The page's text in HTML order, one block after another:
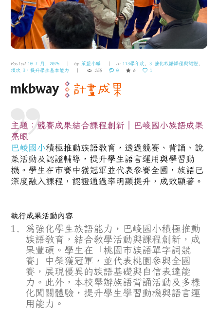
Posted 10 7 月, 2025 by 策盟小編 in 113學年度 3 強化族語課程與認證
項次 3、提升學生基本能力
155 0 6 1
主題：競賽成果結合課程創新｜巴崚國小族語成果
亮眼
巴崚國小積極推動族語教育，透過競賽、背誦、說
菜活動及認證輔導，提升學生語言運用與學習動
機。學生在市賽中獲冠軍並代表參賽全國，族語已
深度融入課程，認證通過率明顯提升，成效顯著。
執行成果活動內容
為強化學生族語能力，巴崚國小積極推動
族語教育，結合教學活動與課程創新，成
果豐碩。學生在「桃園市族語單字詞競
賽」中榮獲冠軍，並代表桃園參與全國
賽，展現優異的族語基礎與自信表達能
力。此外，本校舉辦族語背誦活動及多樣
化闖關體驗，提升學生學習動機與語言運
用能力。